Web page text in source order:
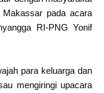
Makassar pada acara
RI-PNG Yonif
para keluarga dan
mengiringi upacara